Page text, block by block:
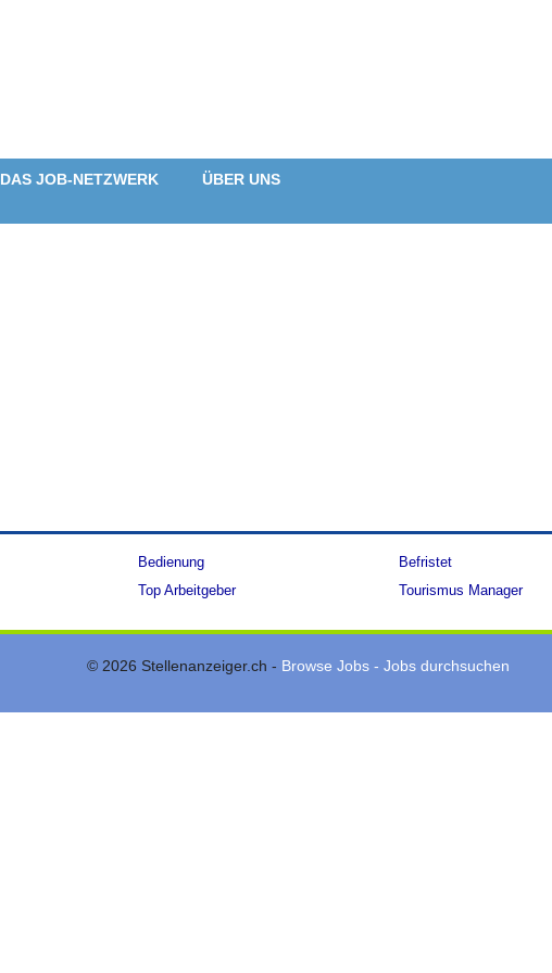
DAS JOB-NETZWERK ÜBER UNS
Bedienung
Befristet
Top Arbeitgeber Tourismus Manager
© 2026 Stellenanzeiger.ch - Browse Jobs - Jobs durchsuchen